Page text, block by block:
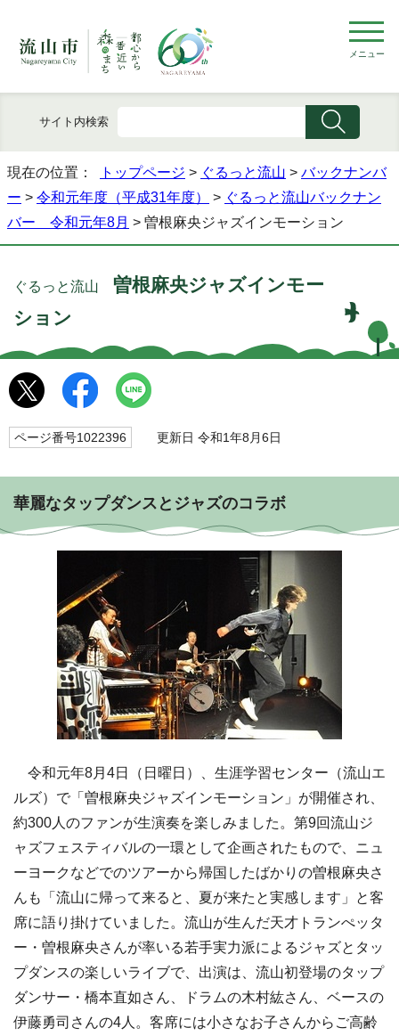
メニュー
サイト内検索
現在の位置： トップページ > ぐるっと流山 > バックナンバ
ー > 令和元年度（平成31年度） > ぐるっと流山バックナン
バー 令和元年8月 > 曽根麻央ジャズインモーション
ぐるっと流山 曽根麻央ジャズインモー
ション
ページ番号1022396 更新日 令和1年8月6日
華麗なタップダンスとジャズのコラボ
令和元年8月4日（日曜日）、生涯学習センター（流山エ
ルズ）で「曽根麻央ジャズインモーション」が開催され、
約300人のファンが生演奏を楽しみました。第9回流山ジ
ャズフェスティバルの一環として企画されたもので、ニュ
ーヨークなどでのツアーから帰国したばかりの曽根麻央さ
んも「流山に帰って来ると、夏が来たと実感します」と客
席に語り掛けていました。流山が生んだ天才トランぺッタ
ー・曽根麻央さんが率いる若手実力派によるジャズとタッ
プダンスの楽しいライブで、出演は、流山初登場のタップ
ダンサー・橋本直如さん、ドラムの木村紘さん、ベースの
伊藤勇司さんの4人。客席には小さなお子さんからご高齢